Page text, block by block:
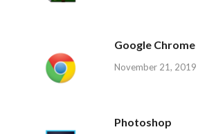
Google Chrome
November 21, 2019
Photoshop